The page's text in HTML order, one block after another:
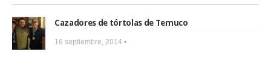
Cazadores de tórtolas de Temuco
16 septiembre, 2014 •